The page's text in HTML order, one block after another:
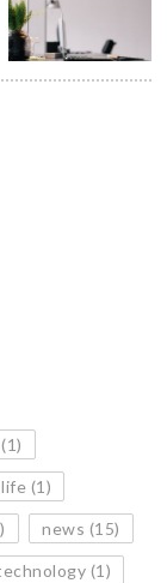
(1)
life (1)
news (15)
(1)